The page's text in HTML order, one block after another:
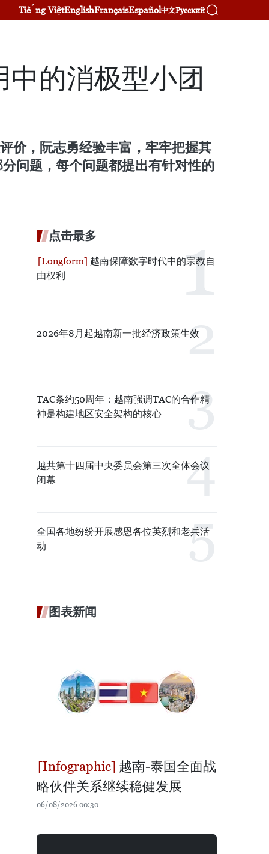
Tiếng ViệtEnglishFrançaisEspañol中文Русский
的消极型小团
价，阮志勇经验丰富，牢牢把握其
问题，每个问题都提出有针对性的
点击最多
越南保障数字时代中的宗教自
由权利
2026年8月起越南新一批经济政策生效
TAC条约50周年：越南强调TAC的合作精
神是构建地区安全架构的核心
越共第十四届中央委员会第三次全体会议
闭幕
全国各地纷纷开展感恩各位英烈和老兵活
动
图表新闻
越南-泰国全面战
略伙伴关系继续稳健发展
06/08/2026 00:30